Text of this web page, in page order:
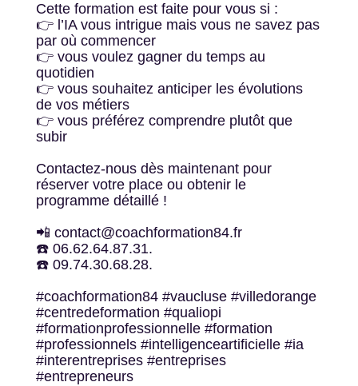
Cette formation est faite pour vous si :
👉 l’IA vous intrigue mais vous ne savez pas
par où commencer
👉 vous voulez gagner du temps au
quotidien
👉 vous souhaitez anticiper les évolutions
de vos métiers
👉 vous préférez comprendre plutôt que
subir
Contactez-nous dès maintenant pour
réserver votre place ou obtenir le
programme détaillé !
📲 contact@coachformation84.fr
☎️ 06.62.64.87.31.
☎️ 09.74.30.68.28.
#coachformation84 #vaucluse #villedorange
#centredeformation #qualiopi
#formationprofessionnelle #formation
#professionnels #intelligenceartificielle #ia
#interentreprises #entreprises
#entrepreneurs